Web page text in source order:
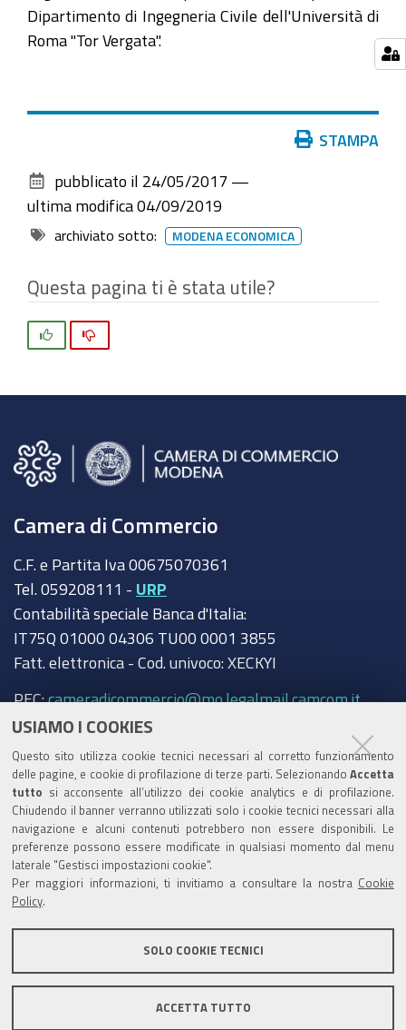
USIAMO I COOKIES
Questo sito utilizza cookie tecnici necessari al corretto funzionamento
delle pagine, e cookie di profilazione di terze parti. Selezionando Accetta
tutto si acconsente all’utilizzo dei cookie analytics e di profilazione.
Chiudendo il banner verranno utilizzati solo i cookie tecnici necessari alla
navigazione e alcuni contenuti potrebbero non essere disponibili. Le
preferenze possono essere modificate in qualsiasi momento dal menu
laterale "Gestisci impostazioni cookie".
Per maggiori informazioni, ti invitiamo a consultare la nostra Cookie
Policy
SOLO COOKIE TECNICI
ACCETTA TUTTO
Dipartimento di Ingegneria Civile dell'Università di
Roma "Tor Vergata".
documento
STAMPA
pubblicato il 24/05/2017 —
ultima modifica 04/09/2019
archiviato sotto: MODENA ECONOMICA
Questa pagina ti è stata utile?
Camera di Commercio
C.F. e Partita Iva 00675070361
Tel. 059208111 - URP
Contabilità speciale Banca d'Italia:
IT75Q 01000 04306 TU00 0001 3855
Fatt. elettronica - Cod. univoco: XECKYI
PEC:cameradicommercio@mo.legalmail.camcom.it
Trasparenza
Amministrazione trasparente
Albo Camerale
Pubblicità Legale
Area riservata Amministratori
Informativa generale Informative privacy